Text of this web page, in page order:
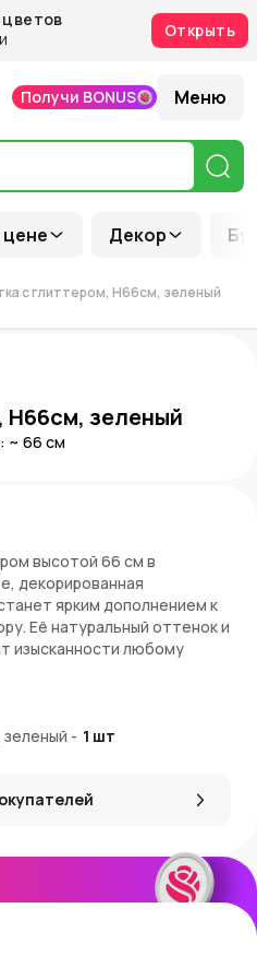
Открыть
Декор
Получи BONUS Меню
с глиттером, H66см, зеленый
H66см, зеленый
~ 66 см
высотой 66 см в
декорированная
ярким дополнением к
Её натуральный оттенок и
изысканности любому
материалы высокого
- 1 шт